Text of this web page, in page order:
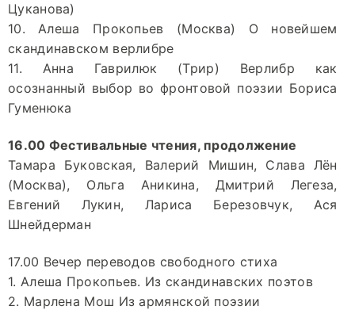
Цуканова)
10. Алеша Прокопьев (Москва) О новейшем
скандинавском верлибре
11. Анна Гаврилюк (Трир) Верлибр как
осознанный выбор во фронтовой поэзии Бориса
Гуменюка
16.00 Фестивальные чтения, продолжение
Тамара Буковская, Валерий Мишин, Слава Лён
(Москва), Ольга Аникина, Дмитрий Легеза,
Евгений Лукин, Лариса Березовчук, Ася
Шнейдерман
17.00 Вечер переводов свободного стиха
1. Алеша Прокопьев. Из скандинавских поэтов
2. Марлена Мош Из армянской поэзии